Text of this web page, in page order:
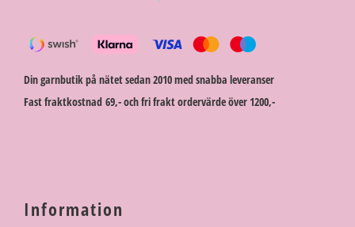
Din garnbutik på nätet sedan 2010 med snabba leveranser
Fast fraktkostnad 69,- och fri frakt ordervärde över 1200,-
Information